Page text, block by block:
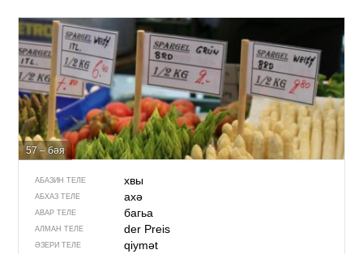
57 – бәя
АБАЗИН ТЕЛЕ хвы
АБХАЗ ТЕЛЕ ахә
АВАР ТЕЛЕ багьа
АЛМАН ТЕЛЕ der Preis
ӘЗЕРИ ТЕЛЕ qiymət